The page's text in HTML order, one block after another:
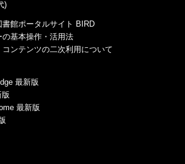
)
館ポータルサイト BIRD
基本操作・活用法
ンテンツの二次利用について
最新版
版
最新版